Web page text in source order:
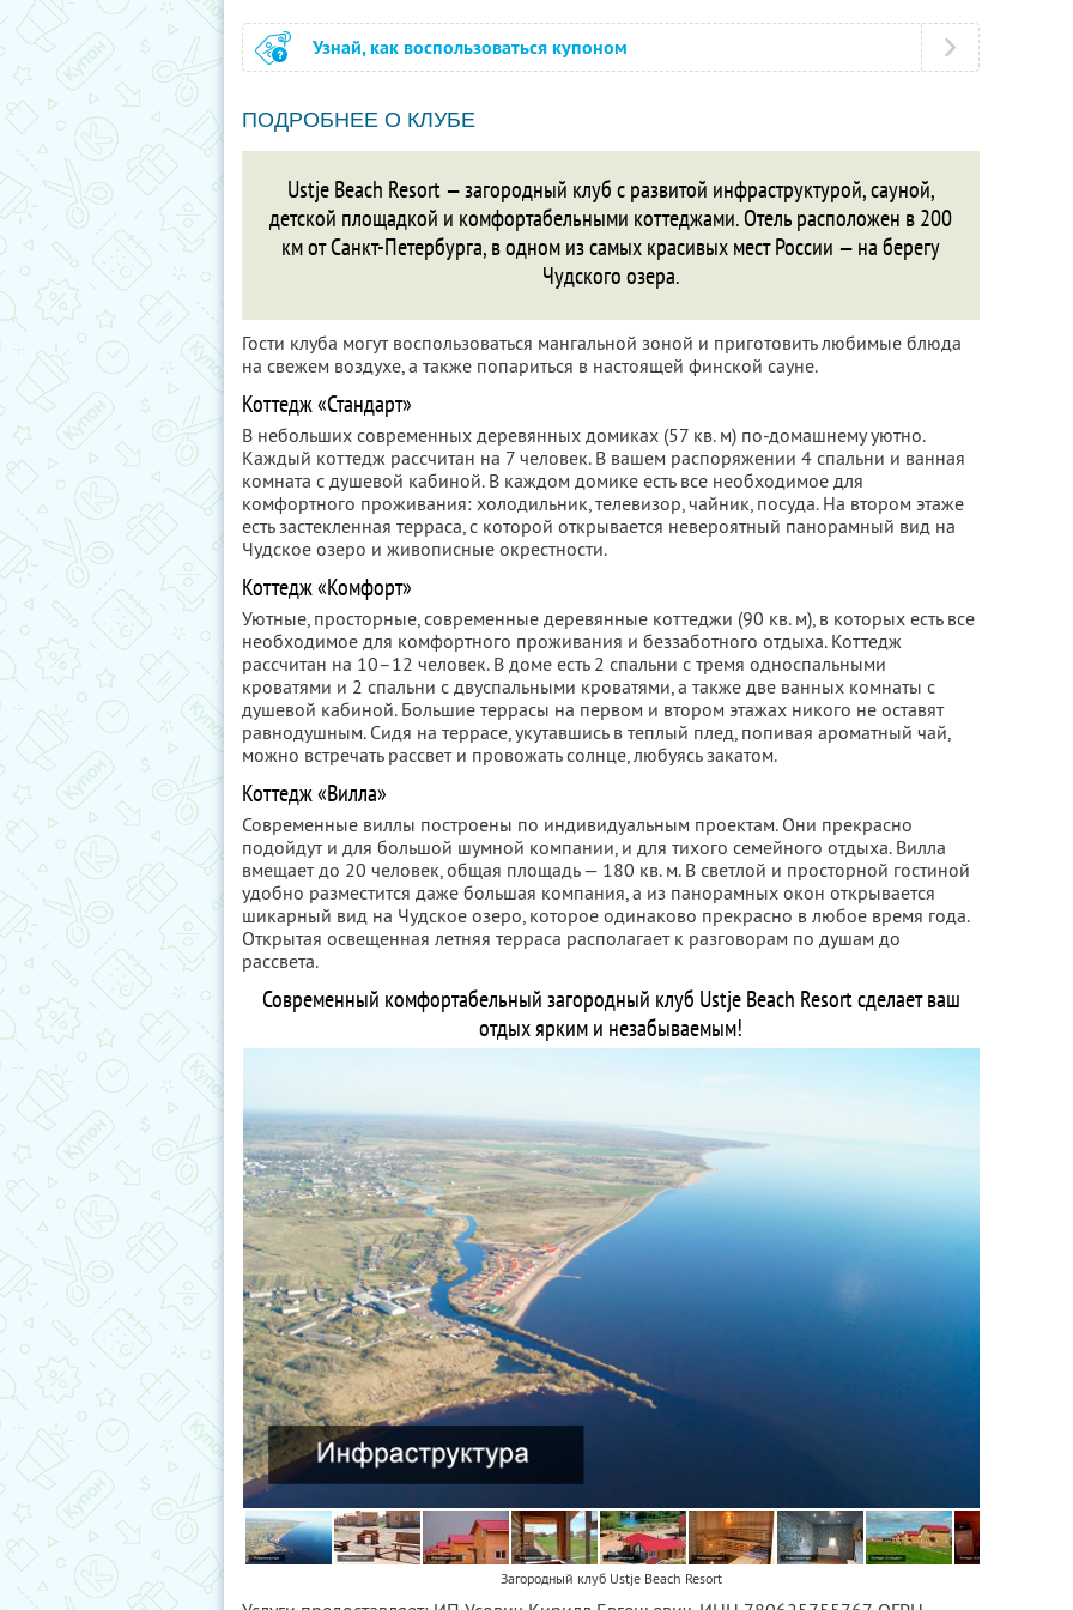
Узнай, как воспользоваться купоном
ПОДРОБНЕЕ О КЛУБЕ
Ustje Beach Resort — загородный клуб с развитой инфраструктурой, сауной,
детской площадкой и комфортабельными коттеджами. Отель расположен в 200
км от Санкт-Петербурга, в одном из самых красивых мест России — на берегу
Чудского озера.
Гости клуба могут воспользоваться мангальной зоной и приготовить любимые блюда
на свежем воздухе, а также попариться в настоящей финской сауне.
Коттедж «Стандарт»
В небольших современных деревянных домиках (57 кв. м) по-домашнему уютно.
Каждый коттедж рассчитан на 7 человек. В вашем распоряжении 4 спальни и ванная
комната с душевой кабиной. В каждом домике есть все необходимое для
комфортного проживания: холодильник, телевизор, чайник, посуда. На втором этаже
есть застекленная терраса, с которой открывается невероятный панорамный вид на
Чудское озеро и живописные окрестности.
Коттедж «Комфорт»
Уютные, просторные, современные деревянные коттеджи (90 кв. м), в которых есть все
необходимое для комфортного проживания и беззаботного отдыха. Коттедж
рассчитан на 10–12 человек. В доме есть 2 спальни с тремя односпальными
кроватями и 2 спальни с двуспальными кроватями, а также две ванных комнаты с
душевой кабиной. Большие террасы на первом и втором этажах никого не оставят
равнодушным. Сидя на террасе, укутавшись в теплый плед, попивая ароматный чай,
можно встречать рассвет и провожать солнце, любуясь закатом.
Коттедж «Вилла»
Современные виллы построены по индивидуальным проектам. Они прекрасно
подойдут и для большой шумной компании, и для тихого семейного отдыха. Вилла
вмещает до 20 человек, общая площадь — 180 кв. м. В светлой и просторной гостиной
удобно разместится даже большая компания, а из панорамных окон открывается
шикарный вид на Чудское озеро, которое одинаково прекрасно в любое время года.
Открытая освещенная летняя терраса располагает к разговорам по душам до
рассвета.
Современный комфортабельный загородный клуб Ustje Beach Resort сделает ваш
отдых ярким и незабываемым!
Загородный клуб Ustje Beach Resort